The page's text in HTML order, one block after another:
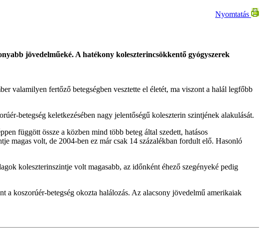
Nyomtatás
jövedelműeké. A hatékony koleszterincsökkentő gyógyszerek
valamilyen fertőző betegségben vesztette el életét, ma viszont a halál legfőbb
betegség keletkezésében nagy jelentőségű koleszterin szintjének alakulását.
függött össze a közben mind több beteg által szedett, hatásos
magas volt, de 2004-ben ez már csak 14 százalékban fordult elő. Hasonló
koleszterinszintje volt magasabb, az időnként éhező szegényeké pedig
a koszorúér-betegség okozta halálozás. Az alacsony jövedelmű amerikaiak